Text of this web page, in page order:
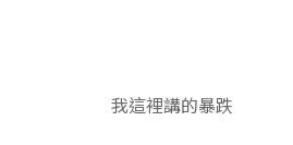
我這裡講的暴跌